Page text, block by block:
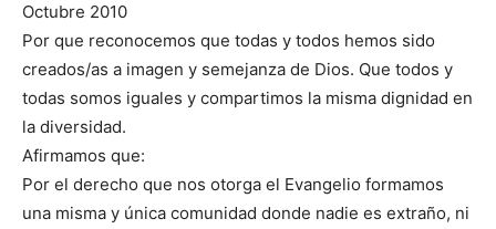
Octubre 2010
Por que reconocemos que todas y todos hemos sido
creados/as a imagen y semejanza de Dios. Que todos y
todas somos iguales y compartimos la misma dignidad en
la diversidad.
Afirmamos que:
Por el derecho que nos otorga el Evangelio formamos
una misma y única comunidad donde nadie es extraño, ni